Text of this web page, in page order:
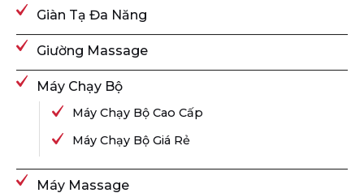
Giàn Tạ Đa Năng
Giường Massage
Máy Chạy Bộ
Máy Chạy Bộ Cao Cấp
Máy Chạy Bộ Giá Rẻ
Máy Massage